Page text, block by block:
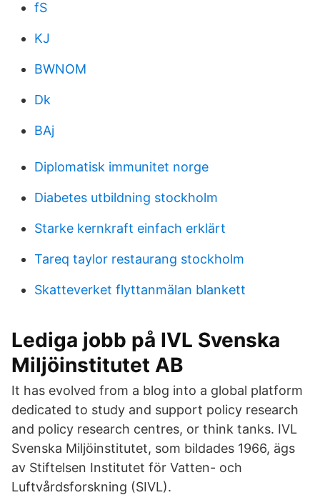
fS
KJ
BWNOM
Dk
BAj
Diplomatisk immunitet norge
Diabetes utbildning stockholm
Starke kernkraft einfach erklärt
Tareq taylor restaurang stockholm
Skatteverket flyttanmälan blankett
Lediga jobb på IVL Svenska
Miljöinstitutet AB
It has evolved from a blog into a global platform
dedicated to study and support policy research
and policy research centres, or think tanks. IVL
Svenska Miljöinstitutet, som bildades 1966, ägs
av Stiftelsen Institutet för Vatten- och
Luftvårdsforskning (SIVL).